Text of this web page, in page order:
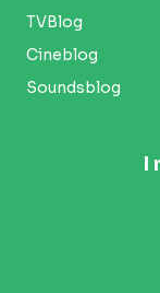
TVBlog
Cineblog
Soundsblog
I